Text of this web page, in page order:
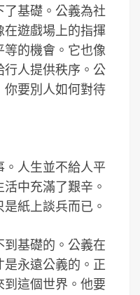
基礎。公義為社
在遊戲場上的指揮
的機會。它也像
行人提供秩序。公
你要別人如何對待
人生並不給人平
中充滿了艱辛。
紙上談兵而已。
基礎的。公義在
永遠公義的。正
這個世界。他要